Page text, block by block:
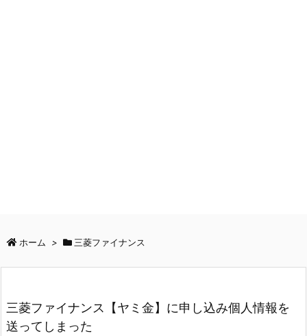
ホーム > 三菱ファイナンス
三菱ファイナンス【ヤミ金】に申し込み個人情報を
送ってしまった